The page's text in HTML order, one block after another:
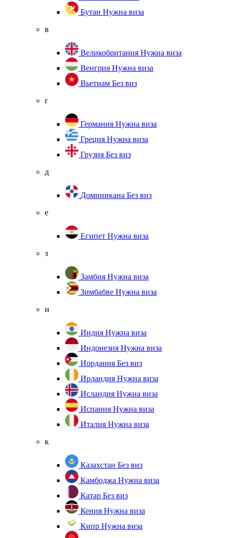
Бутан Нужна виза
в
Великобритания Нужна виза
Венгрия Нужна виза
Вьетнам Без виз
г
Германия Нужна виза
Греция Нужна виза
Грузия Без виз
д
Доминикана Без виз
е
Египет Нужна виза
з
Замбия Нужна виза
Зимбабве Нужна виза
и
Индия Нужна виза
Индонезия Нужна виза
Иордания Без виз
Ирландия Нужна виза
Исландия Нужна виза
Испания Нужна виза
Италия Нужна виза
к
Казахстан Без виз
Камбоджа Нужна виза
Катар Без виз
Кения Нужна виза
Кипр Нужна виза